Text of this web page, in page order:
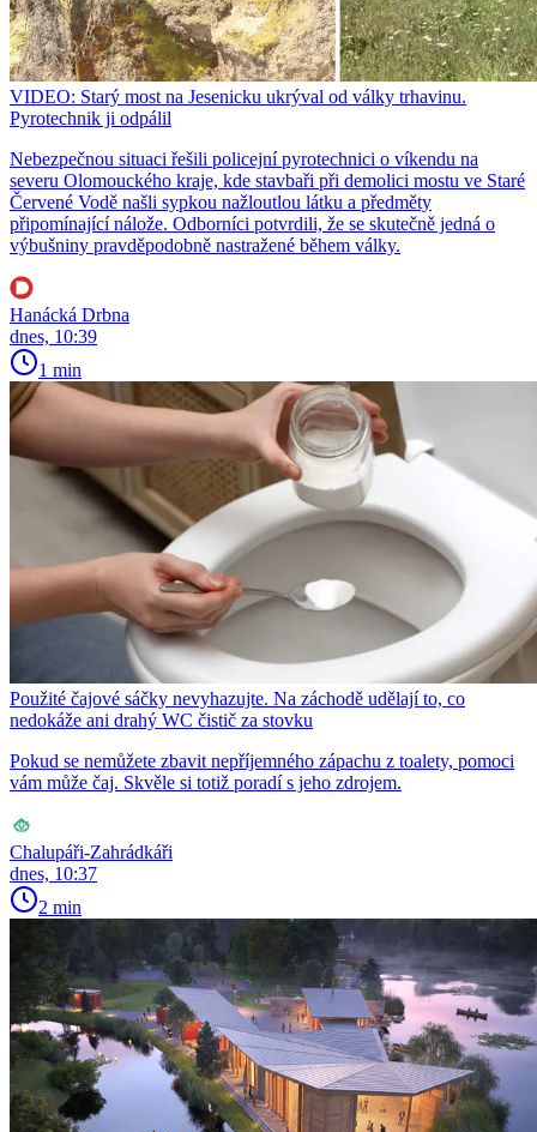
VIDEO: Starý most na Jesenicku ukrýval od války trhavinu.
Pyrotechnik ji odpálil
Nebezpečnou situaci řešili policejní pyrotechnici o víkendu na
severu Olomouckého kraje, kde stavbaři při demolici mostu ve Staré
Červené Vodě našli sypkou nažloutlou látku a předměty
připomínající nálože. Odborníci potvrdili, že se skutečně jedná o
výbušniny pravděpodobně nastražené během války.
Hanácká Drbna
dnes, 10:39
1 min
Použité čajové sáčky nevyhazujte. Na záchodě udělají to, co
nedokáže ani drahý WC čistič za stovku
Pokud se nemůžete zbavit nepříjemného zápachu z toalety, pomoci
vám může čaj. Skvěle si totiž poradí s jeho zdrojem.
Chalupáři-Zahrádkáři
dnes, 10:37
2 min